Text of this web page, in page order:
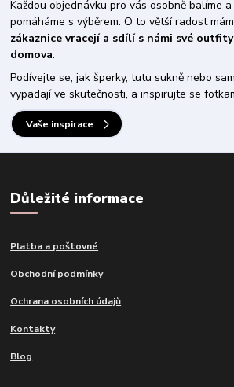
Každou objednávku pro vás osobně balíme
pomáháme s výběrem. O to větší radost
zákaznice vracejí a sdílí s námi své
domova.
Podívejte se, jak šperky, tutu sukně nebo
vypadají ve skutečnosti, a inspirujte se
Vaše inspirace
Důležité informace
Platba a poštovné
Obchodní podmínky
Ochrana osobních údajů
Kontakty
Blog